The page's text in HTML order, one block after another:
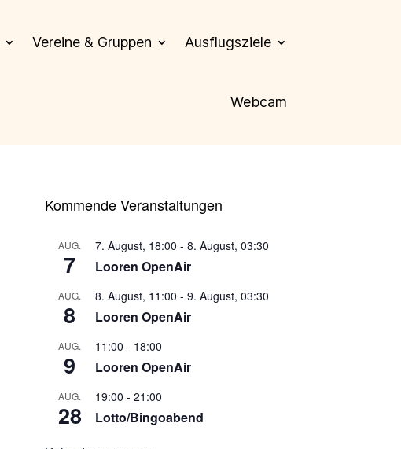
Vereine & Gruppen Ausflugsziele
Webcam
Kommende Veranstaltungen
AUG.
7
7. August, 18:00 - 8. August, 03:30
Looren OpenAir
AUG.
8
8. August, 11:00 - 9. August, 03:30
Looren OpenAir
AUG.
9
11:00 - 18:00
Looren OpenAir
AUG.
28
19:00 - 21:00
Lotto/Bingoabend